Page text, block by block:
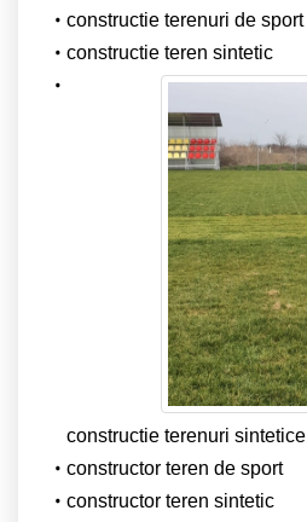
constructie terenuri de sport
constructie teren sintetic
constructie terenuri sintetice
constructor teren de sport
constructor teren sintetic